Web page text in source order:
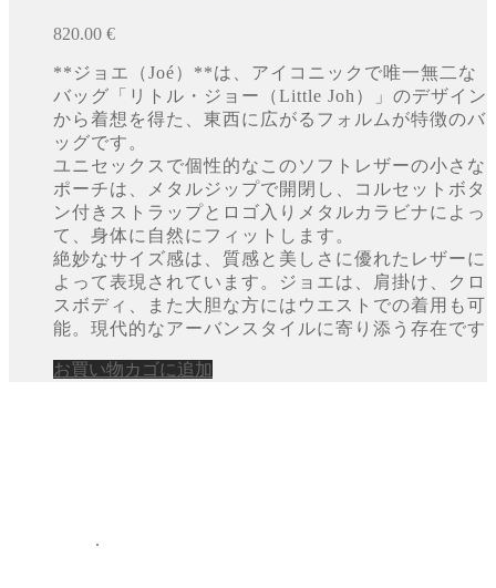
820.00 €
**ジョエ（Joé）**は、アイコニックで唯一無二な
バッグ「リトル・ジョー（Little Joh）」のデザイン
から着想を得た、東西に広がるフォルムが特徴のバ
ッグです。
ユニセックスで個性的なこのソフトレザーの小さな
ポーチは、メタルジップで開閉し、コルセットボタ
ン付きストラップとロゴ入りメタルカラビナによっ
て、身体に自然にフィットします。
絶妙なサイズ感は、質感と美しさに優れたレザーに
よって表現されています。ジョエは、肩掛け、クロ
スボディ、また大胆な方にはウエストでの着用も可
能。現代的なアーバンスタイルに寄り添う存在です
お買い物カゴに追加
.